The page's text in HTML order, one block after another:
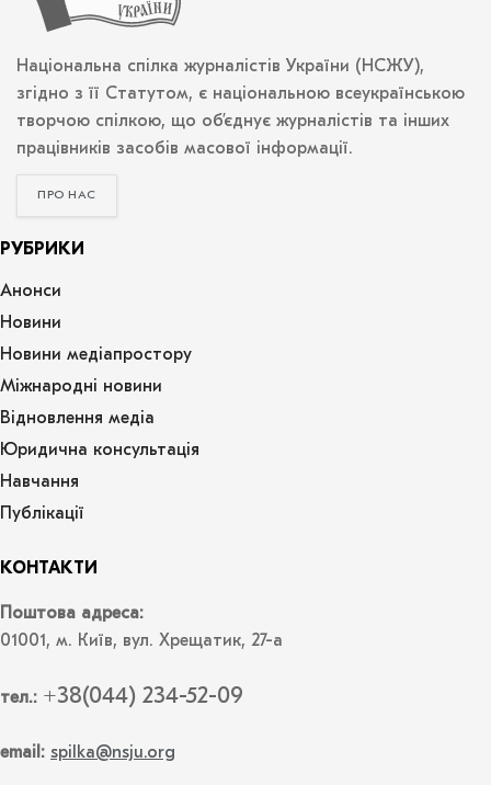
Національна спілка журналістів України (НСЖУ),
згідно з її Статутом, є національною всеукраїнською
творчою спілкою, що об’єднує журналістів та інших
працівників засобів масової інформації.
ПРО НАС
РУБРИКИ
Анонси
Новини
Новини медіапростору
Міжнародні новини
Відновлення медіа
Юридична консультація
Навчання
Публікації
КОНТАКТИ
Поштова адреса:
01001, м. Київ, вул. Хрещатик, 27-а
тел.: +38(044) 234-52-09
email: spilka@nsju.org